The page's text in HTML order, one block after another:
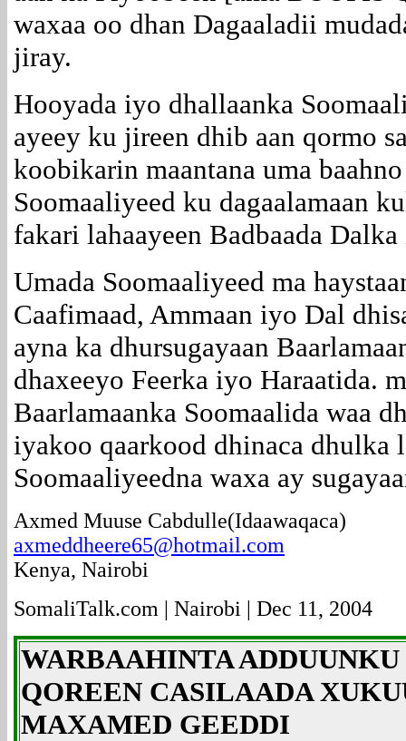
waxaa oo dhan Dagaaladii
jiray.
Hooyada iyo dhallaanka
ayeey ku jireen dhib aan qormo
koobikarin maantana uma
Soomaaliyeed ku dagaalamaan
fakari lahaayeen Badbaada
Umada Soomaaliyeed ma
Caafimaad, Ammaan iyo Dal
ayna ka dhursugayaan
dhaxeeyo Feerka iyo Haraatida.
Baarlamaanka Soomaalida waa
iyakoo qaarkood dhinaca dhulka
Soomaaliyeedna waxa ay
Axmed Muuse Cabdulle(Idaawaqaca)
axmeddheere65@hotmail.com
Kenya, Nairobi
SomaliTalk.com | Nairobi | Dec 11, 2004
WARBAAHINTA
QOREEN CASILAADA
MAXAMED GEEDDI